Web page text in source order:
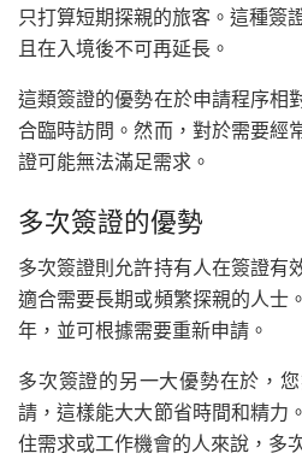
只打算短期探親的旅客。這種簽
且在入境後不可再延長。
這類簽證的優勢在於申請程序相
合臨時訪問。然而，對於需要經
證可能無法滿足需求。
多次簽證的優勢
多次簽證則允許持有人在簽證有
適合需要長期或頻繁探親的人士
年，並可根據需要重新申請。
多次簽證的另一大優勢在於，
請，這樣能大大節省時間和精力
住需求或工作機會的人來說，多